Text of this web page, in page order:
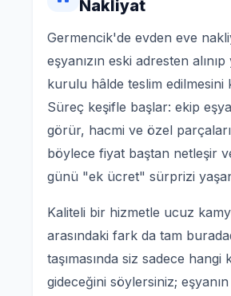
Nakliyat
Germencik'de evden eve
eşyanızın eski adresten
kurulu hâlde teslim edilmesini
Süreç keşifle başlar: ekip
görür, hacmi ve özel
böylece fiyat baştan netleşir
günü "ek ücret" sürprizi
Kaliteli bir hizmetle ucuz
arasındaki fark da tam
taşımasında siz sadece hangi
gideceğini söylersiniz; eşyanın